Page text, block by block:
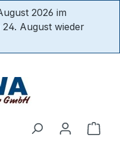
2026 im
August wieder